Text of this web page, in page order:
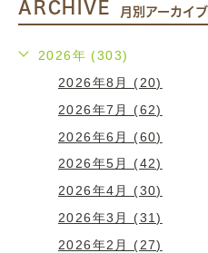
ARCHIVE 月別アーカイブ
2026年 (303)
2026年8月 (20)
2026年7月 (62)
2026年6月 (60)
2026年5月 (42)
2026年4月 (30)
2026年3月 (31)
2026年2月 (27)